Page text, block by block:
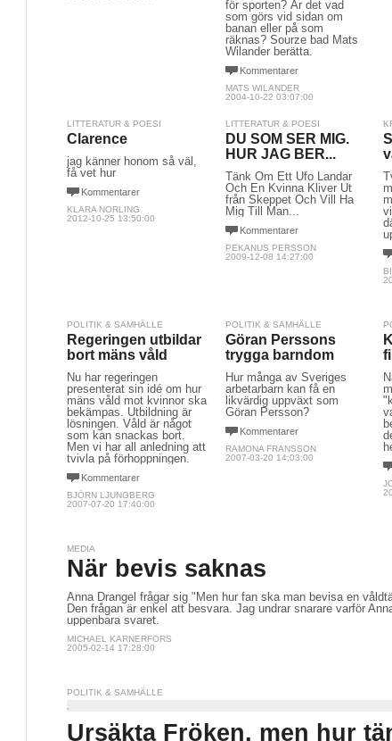
för sporten? Är det vad
som görs vid sidan om
banan eller på som
räknas? Sourze bad Mats
Wilander berätta.
Kommentarer
MATS WILANDER
2004-10-22 03:07:00
LITTERATUR & POESI
Clarence
jag känner honom så väl,
få vet hur
Kommentarer
KLARA NORLING
2012-10-25 13:50:00
LITTERATUR & POESI
DU SOM SER MIG.
HUR JAG BER...
Tänk Om Ett Ufo Landar
Och En Kvinna Kliver Ut
från Skeppet Och Vill Ha
Mig Till Man...
Kommentarer
PEKANUS PERSSON
2009-12-08 14:27:00
POLITIK & SAMHÄLLE
Regeringen utbildar
bort mäns våld
Nu har regeringen
presenterat sin idé om hur
mäns våld mot kvinnor ska
bekämpas. Utbildning är
lösningen. Våld är något
som kan snackas bort.
Men vi har all anledning att
tvivla på förhoppningen.
Kommentarer
BJÖRN LJUNGBERG
2007-07-20 17:40:00
POLITIK & SAMHÄLLE
Göran Perssons
trygga barndom
Hur många av Sveriges
arbetarbarn kan få en
likvärdig uppväxt som
Göran Persson?
Kommentarer
RAMONA FRANSSON
2007-03-20 14:03:00
MEDIA
När bevis saknas
Anna Drangel frågar sig "Men hur fan ska man bevisa en
Den frågan är enkel att besvara. Jag undrar snarare varför
uppenbara svaret.
MICHAEL KARNERFORS
2005-02-14 17:28:00
POLITIK & SAMHÄLLE
Ursäkta Fröken, men hur